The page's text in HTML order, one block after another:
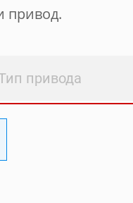
привод.
привода